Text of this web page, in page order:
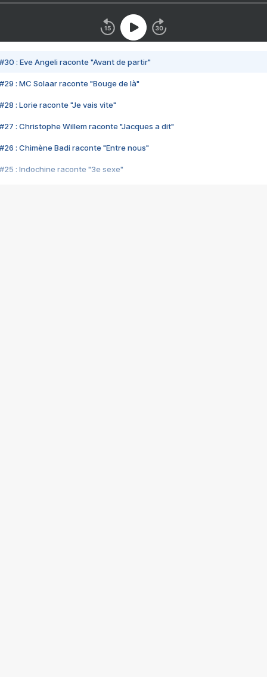
#30 : Eve Angeli raconte "Avant de partir"
#29 : MC Solaar raconte "Bouge de là"
#28 : Lorie raconte "Je vais vite"
#27 : Christophe Willem raconte "Jacques a dit"
#26 : Chimène Badi raconte "Entre nous"
#25 : Indochine raconte "3e sexe"